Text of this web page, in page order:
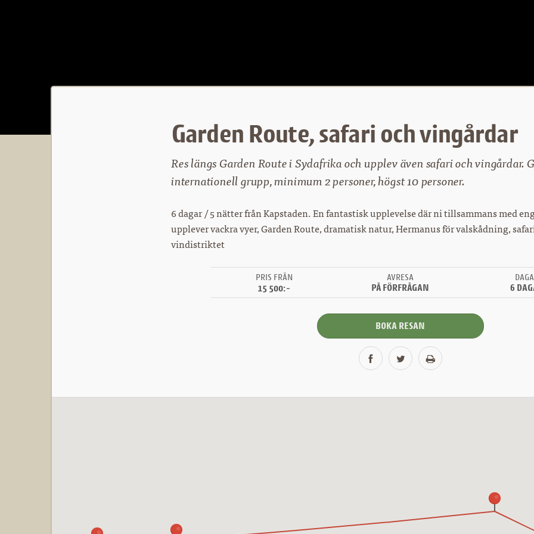
Garden Route, safari och vingårdar
Res längs Garden Route i Sydafrika och upplev även safari och vingårdar.
internationell grupp, minimum 2 personer, högst 10 personer.
6 dagar / 5 nätter från Kapstaden. En fantastisk upplevelse där ni tillsammans med
upplever vackra vyer, Garden Route, dramatisk natur, Hermanus för valskådning,
vindistriktet
PRIS FRÅN
15 500:-
AVRESA
PÅ FÖRFRÅGAN 6
BOKA RESAN